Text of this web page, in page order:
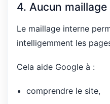
4. Aucun
Le maillage interne
intelligemment les
Cela aide Google à :
comprendre le site,